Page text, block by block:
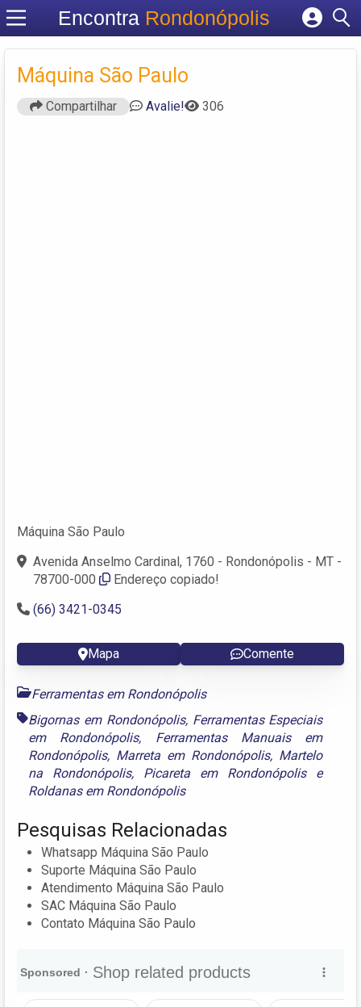
Encontra Rondonópolis
Cadastrar empresa
Criar conta
Máquina São Paulo
Compartilhar Avalie! 306
Máquina São Paulo
Avenida Anselmo Cardinal, 1760 - Rondonópolis - MT -
78700-000
Endereço copiado!
(66) 3421-0345
Mapa Comente
Ferramentas em Rondonópolis
Bigornas em Rondonópolis, Ferramentas Especiais
em Rondonópolis, Ferramentas Manuais em
Rondonópolis, Marreta em Rondonópolis, Martelo
na Rondonópolis, Picareta em Rondonópolise
Roldanas em Rondonópolis
Pesquisas Relacionadas
Whatsapp Máquina São Paulo
Suporte Máquina São Paulo
Atendimento Máquina São Paulo
SAC Máquina São Paulo
Contato Máquina São Paulo